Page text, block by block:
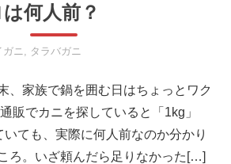
何人前？
ガニ タラバガニ
、家族で鍋を囲む日はちょっとワク
販でカニを探していると「1kg」
いても、実際に何人前なのか分かり
ろ。いざ頼んだら足りなかった[…]